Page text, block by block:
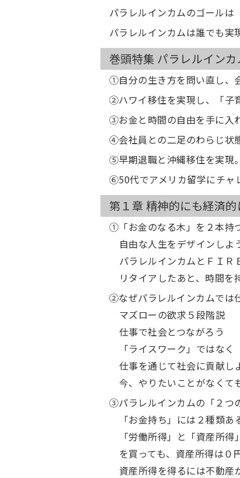
パラレルインカムのゴールは
パラレルインカムは誰でも実
巻頭特集 パラレルイン
①自分の生き方を問い直し、
②ハワイ移住を実現し、「子
③お金と時間の自由を手に入
④会社員との二足のわらじ状
⑤早期退職と沖縄移住を実現
⑥50代でアメリカ留学にチャ
第１章 精神的にも経済
①「お金のなる木」を２本持
自由な人生をデザインしよ
パラレルインカムとＦＩＲ
リタイアしたあと、時間
②なぜパラレルインカムでは
マズローの欲求５段階説
仕事で社会とつながろう
「ライスワーク」ではな
仕事を通じて社会に貢献し
今、やりたいことがなくて
③パラレルインカムの「２つ
「お金持ち」には２種類あ
「労働所得」と「資産所得」
を買っても、資産所得は０
資産所得を得るには不動産